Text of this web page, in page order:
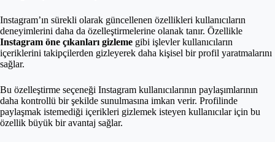
Instagram’ın sürekli olarak güncellenen özellikleri kullanıcıların
deneyimlerini daha da özelleştirmelerine olanak tanır. Özellikle
Instagram öne çıkanları gizleme gibi işlevler kullanıcıların
içeriklerini takipçilerden gizleyerek daha kişisel bir profil yaratmalarını
sağlar.
Bu özelleştirme seçeneği Instagram kullanıcılarının paylaşımlarının
daha kontrollü bir şekilde sunulmasına imkan verir. Profilinde
paylaşmak istemediği içerikleri gizlemek isteyen kullanıcılar için bu
özellik büyük bir avantaj sağlar.